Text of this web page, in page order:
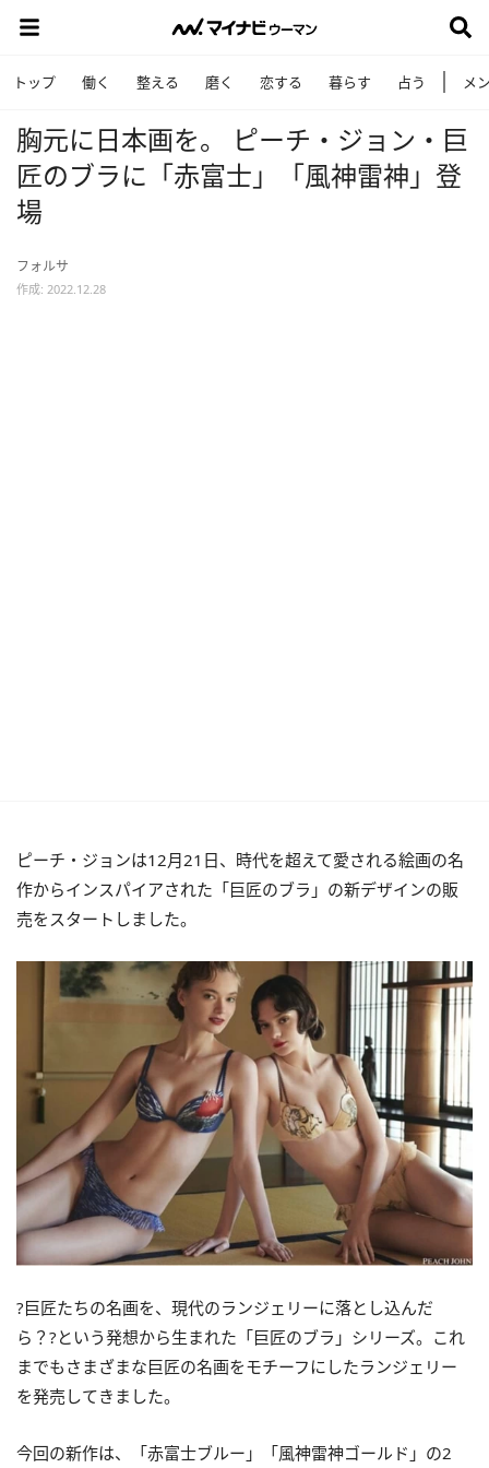
トップ 働く 整える 磨く 恋する 暮らす 占う メ
胸元に日本画を。 ピーチ・ジョン・巨
匠のブラに「赤富士」「風神雷神」登
場
フォルサ
作成: 2022.12.28
ピーチ・ジョンは12月21日、時代を超えて愛される絵画の名
作からインスパイアされた「巨匠のブラ」の新デザインの販
売をスタートしました。
?巨匠たちの名画を、現代のランジェリーに落とし込んだ
ら？?という発想から生まれた「巨匠のブラ」シリーズ。これ
までもさまざまな巨匠の名画をモチーフにしたランジェリー
を発売してきました。
今回の新作は、「赤富士ブルー」「風神雷神ゴールド」の2